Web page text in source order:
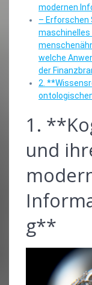
modernen
– Erforschen
maschinelles
welche
der
2.
1.
und
g**